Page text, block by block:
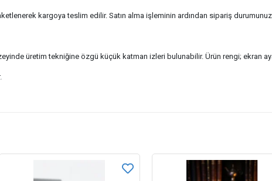
kargoya teslim edilir. Satın alma işleminin ardından sipariş
üretim tekniğine özgü küçük katman izleri bulunabilir. Ürün rengi; ekran